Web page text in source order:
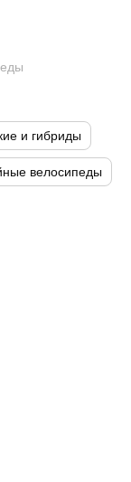
и гибриды
велосипеды